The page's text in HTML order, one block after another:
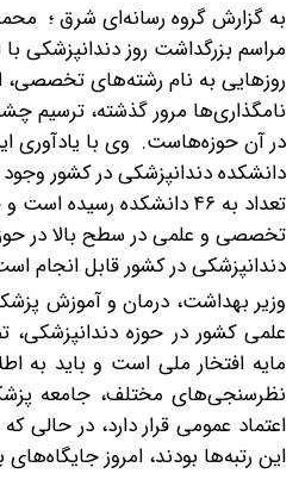
به گزارش گروه رسانه‌ای شرق ؛
مراسم بزرگداشت روز دندانپزشکی
روزهایی به نام رشته‌های تخصصی،
نامگذاری‌ها مرور گذشته، ترسیم
در آن حوزه‌هاست. وی با یادآوری
دانشکده دندانپزشکی در کشور وجود
تعداد به ۴۶ دانشکده
تخصصی و علمی در سطح بالا در
دندانپزشکی در کشور قابل انجام
وزیر بهداشت، درمان و آموزش
علمی کشور در حوزه دندانپزشکی،
مایه افتخار ملی است و باید به
نظرسنجی‌های مختلف، جامعه
اعتماد عمومی قرار دارد، در حالی
این رتبه‌ها بودند، امروز جایگاه‌های